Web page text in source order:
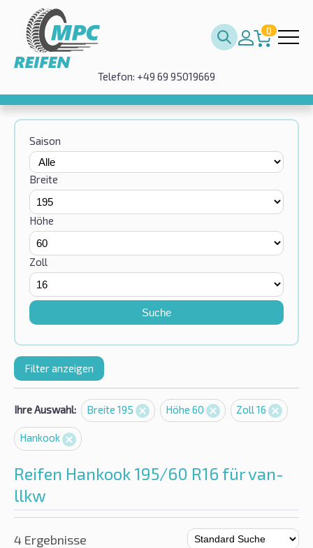
0
Telefon: +49 69 95019669
Saison
Breite
Höhe
Zoll
Suche
Filter anzeigen
Ihre Auswahl: Breite 195 Höhe 60 Zoll 16
Hankook
Reifen Hankook 195/60 R16 für van-
llkw
4 Ergebnisse